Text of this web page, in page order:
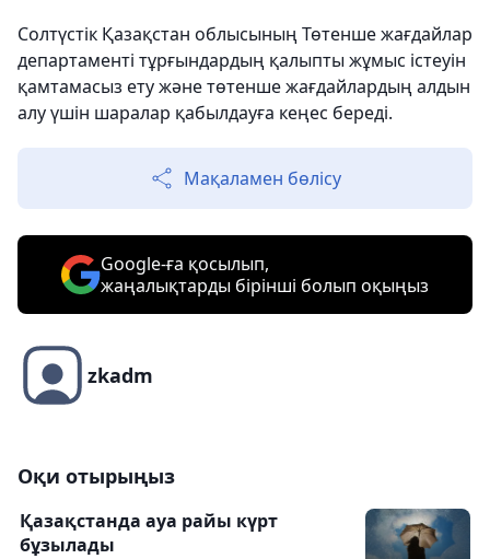
Солтүстік Қазақстан облысының Төтенше жағдайлар
департаменті тұрғындардың қалыпты жұмыс істеуін
қамтамасыз ету және төтенше жағдайлардың алдын
алу үшін шаралар қабылдауға кеңес береді.
Мақаламен бөлісу
Google-ға қосылып,
жаңалықтарды бірінші болып оқыңыз
zkadm
Оқи отырыңыз
Қазақстанда ауа райы күрт
бұзылады